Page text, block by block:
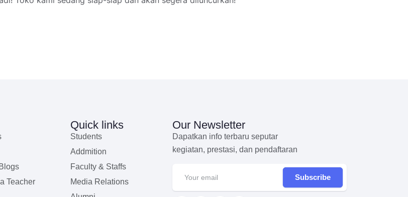
Teacher
Quick links
Students
Addmition
Faculty & Staffs
Media Relations
Our Newsletter
Dapatkan info terbaru seputar
kegiatan, prestasi, dan pendaftaran
Subscribe